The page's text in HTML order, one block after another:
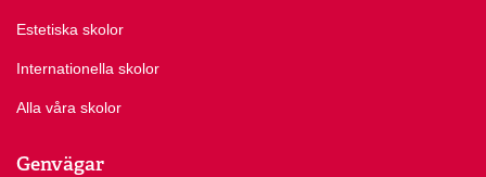
Estetiska skolor
Internationella skolor
Alla våra skolor
Genvägar